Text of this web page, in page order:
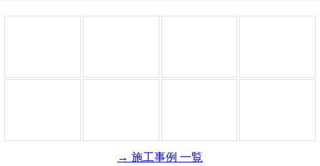
→ 施工事例 一覧